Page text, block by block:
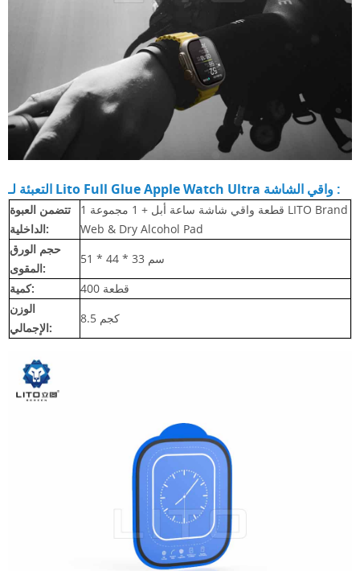
التعبئة لـ Lito Full Glue AppleWatch :
تتضمن العبوة
الداخلية:
1 قطعة واقي شاشة ساعة أبل + 1 مجموعة LITO Brand
Web & Dry Alcohol Pad
حجم الورق
المقوى:
51 * 44 * 33 سم
كمية:
400 قطعة
الوزن
الإجمالي:
8.5 كجم